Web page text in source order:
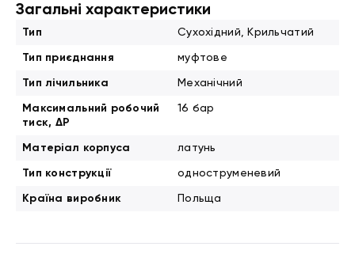
Загальні характеристики
Тип Сухохідний, Крильчатий
Тип приєднання муфтове
Тип лічильника Механічний
Максимальний робочий
тиск, ΔP
16 бар
Матеріал корпуса латунь
Тип конструкції одноструменевий
Країна виробник Польща